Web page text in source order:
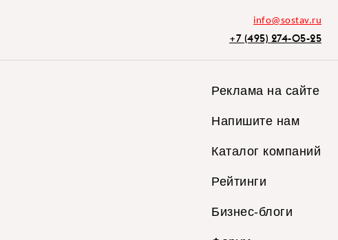
info@sostav.ru
+7 (495) 274-05-25
Реклама на сайте
Напишите нам
Каталог компаний
Рейтинги
Бизнес-блоги